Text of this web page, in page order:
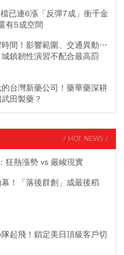
已連6漲「反彈7成」衝千金
有5成空間
間！影響範圍、交通異動…
鎮韌性演習不配合最高罰
台灣新藥公司！藥華藥深耕
田製藥？
/ HOT NEWS /
狂熱漲勢 vs 嚴峻現實
！「落後群創」成最後稻
起飛！鎖定美日頂級客戶切